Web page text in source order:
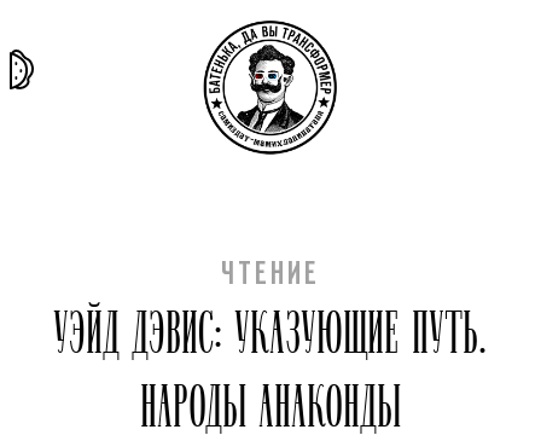
ЧТЕНИЕ
УЭЙД ДЭВИС: УКАЗУЮЩИЕ ПУТЬ.
НАРОДЫ АНАКОНДЫ